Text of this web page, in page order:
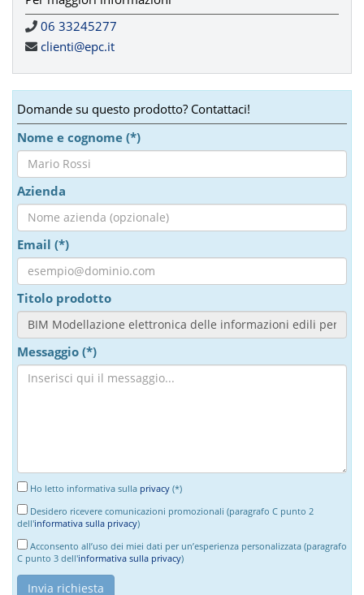
06 33245277
clienti@epc.it
Domande su questo prodotto? Contattaci!
Nome e cognome (*)
Azienda
Email (*)
Titolo prodotto
Messaggio (*)
Ho letto informativa sulla privacy (*)
Desidero ricevere comunicazioni promozionali (paragrafo C punto 2
dell'informativa sulla privacy)
Acconsento all’uso dei miei dati per un’esperienza personalizzata (paragrafo
C punto 3 dell'informativa sulla privacy)